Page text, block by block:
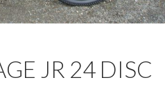
JR 24 DISC